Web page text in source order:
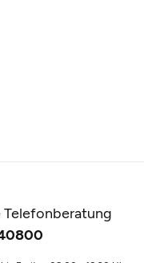
Telefonberatung